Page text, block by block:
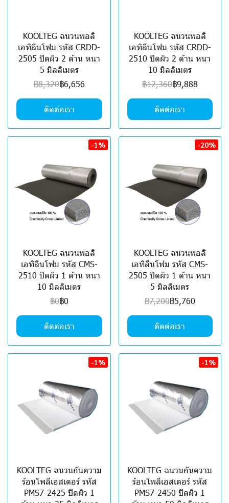
KOOLTEG ฉนวนพอลิ
เอทิลีนโฟม รหัส CRDD-
2505 ปิดผิว 2 ด้าน หนา
5 มิลลิเมตร
฿8,320฿6,656
ติดต่อเรา
KOOLTEG ฉนวนพอลิ
เอทิลีนโฟม รหัส CRDD-
2510 ปิดผิว 2 ด้าน หนา
10 มิลลิเมตร
฿12,360฿9,888
ติดต่อเรา
-1%
KOOLTEG ฉนวนพอลิ
เอทิลีนโฟม รหัส CMS-
2510 ปิดผิว 1 ด้าน หนา
10 มิลลิเมตร
฿0฿0
ติดต่อเรา
-20%
KOOLTEG ฉนวนพอลิ
เอทิลีนโฟม รหัส CMS-
2505 ปิดผิว 1 ด้าน หนา
5 มิลลิเมตร
฿7,200฿5,760
ติดต่อเรา
-1%
KOOLTEG ฉนวนกันความ
ร้อนโพลีเอสเตอร์ รหัส
PMS7-2425 ปิดผิว 1
-1%
KOOLTEG ฉนวนกันความ
ร้อนโพลีเอสเตอร์ รหัส
PMS7-2450 ปิดผิว 1